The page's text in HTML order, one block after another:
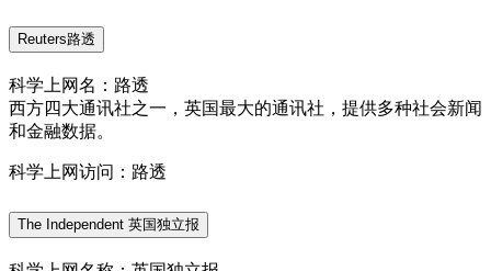
Reuters路透
科学上网名：路透
西方四大通讯社之一，英国最大的通讯社，提供多种社会新闻
和金融数据。
科学上网访问：路透
The Independent 英国独立报